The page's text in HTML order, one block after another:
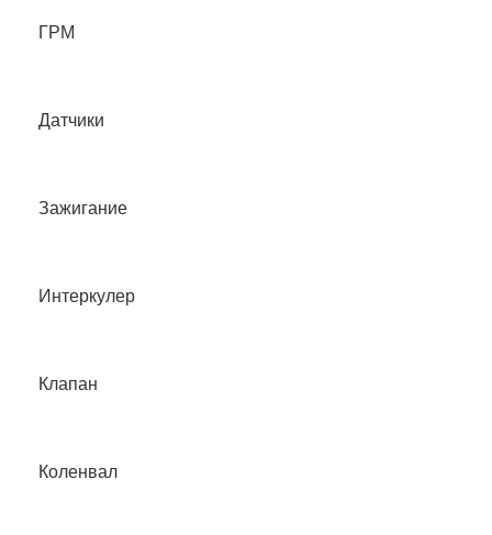
ГРМ
Датчики
Зажигание
Интеркулер
Клапан
Коленвал